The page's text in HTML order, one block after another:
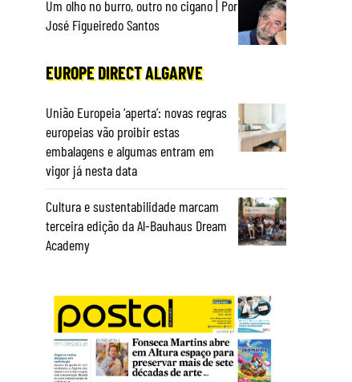
Um olho no burro, outro no cigano | Por
José Figueiredo Santos
EUROPE DIRECT ALGARVE
União Europeia ‘aperta’: novas regras
europeias vão proibir estas
embalagens e algumas entram em
vigor já nesta data
Cultura e sustentabilidade marcam
terceira edição da Al-Bauhaus Dream
Academy